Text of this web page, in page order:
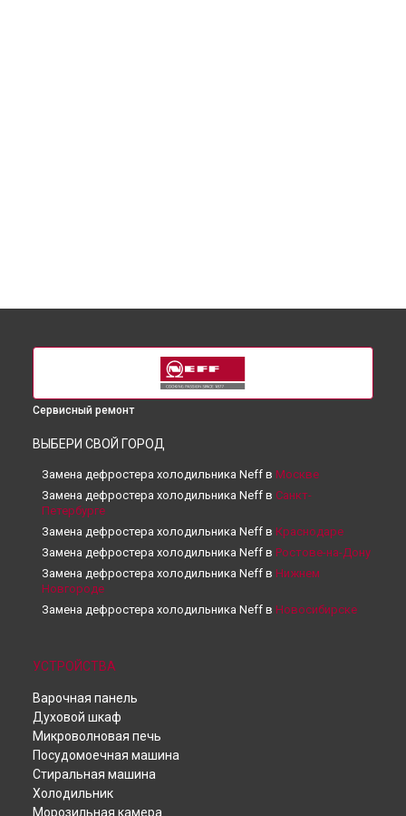
Сервисный ремонт
ВЫБЕРИ СВОЙ ГОРОД
Замена дефростера холодильника Neff в Москве
Замена дефростера холодильника Neff в Санкт-
Петербурге
Замена дефростера холодильника Neff в Краснодаре
Замена дефростера холодильника Neff в Ростове-на-Дону
Замена дефростера холодильника Neff в Нижнем
Новгороде
Замена дефростера холодильника Neff в Новосибирске
Замена дефростера холодильника Neff в
Замена дефростера холодильника Neff в
Замена дефростера холодильника Neff в
Замена дефростера холодильника Neff в
Замена дефростера холодильника Neff в
Замена дефростера холодильника Neff в
Замена дефростера холодильника Neff в
УСТРОЙСТВА
Варочная панель
Духовой шкаф
Микроволновая печь
Посудомоечная машина
Стиральная машина
Холодильник
Морозильная камера